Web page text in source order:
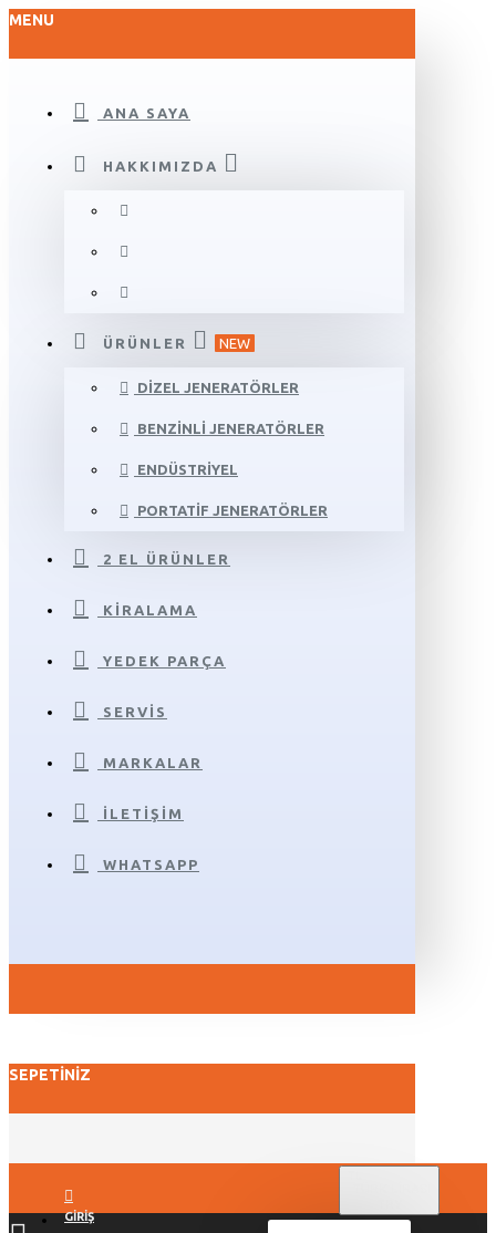
MENU
ANA SAYA
HAKKIMIZDA
ÜRÜNLER NEW
DIZEL JENERATÖRLER
BENZINLI JENERATÖRLER
ENDÜSTRIYEL
PORTATIF JENERATÖRLER
2 EL ÜRÜNLER
KIRALAMA
YEDEK PARÇA
SERVIS
MARKALAR
İLETIŞIM
WHATSAPP
SEPETINIZ
GIRIŞ